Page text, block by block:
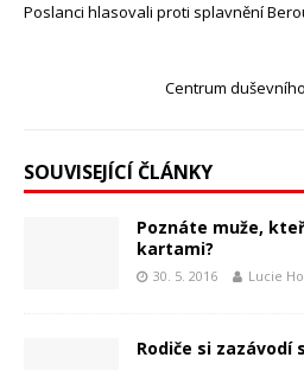
Poslanci hlasovali proti splavnění
Centrum
SOUVISEJÍCÍ ČLÁNKY
Poznáte muže,
kartami?
30. 5. 2016 Lucie
Rodiče si zazávodí